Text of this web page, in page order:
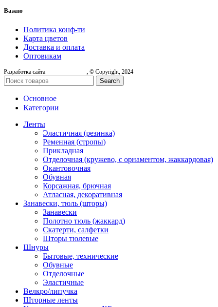
Важно
Политика конф-ти
Карта цветов
Доставка и оплата
Оптовикам
Разработка сайта , © Copyright, 2024
Search
Основное
Категории
Ленты
Эластичная (резинка)
Ременная (стропы)
Прикладная
Отделочная (кружево, с орнаментом, жаккардовая)
Окантовочная
Обувная
Корсажная, брючная
Атласная, декоративная
Занавески, тюль (шторы)
Занавески
Полотно тюль (жаккард)
Скатерти, салфетки
Шторы тюлевые
Шнуры
Бытовые, технические
Обувные
Отделочные
Эластичные
Велкро/липучка
Шторные ленты